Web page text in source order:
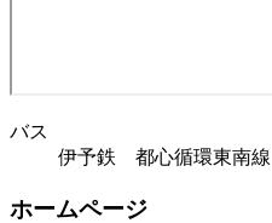
バス
伊予鉄 都心循環東南
ホームページ